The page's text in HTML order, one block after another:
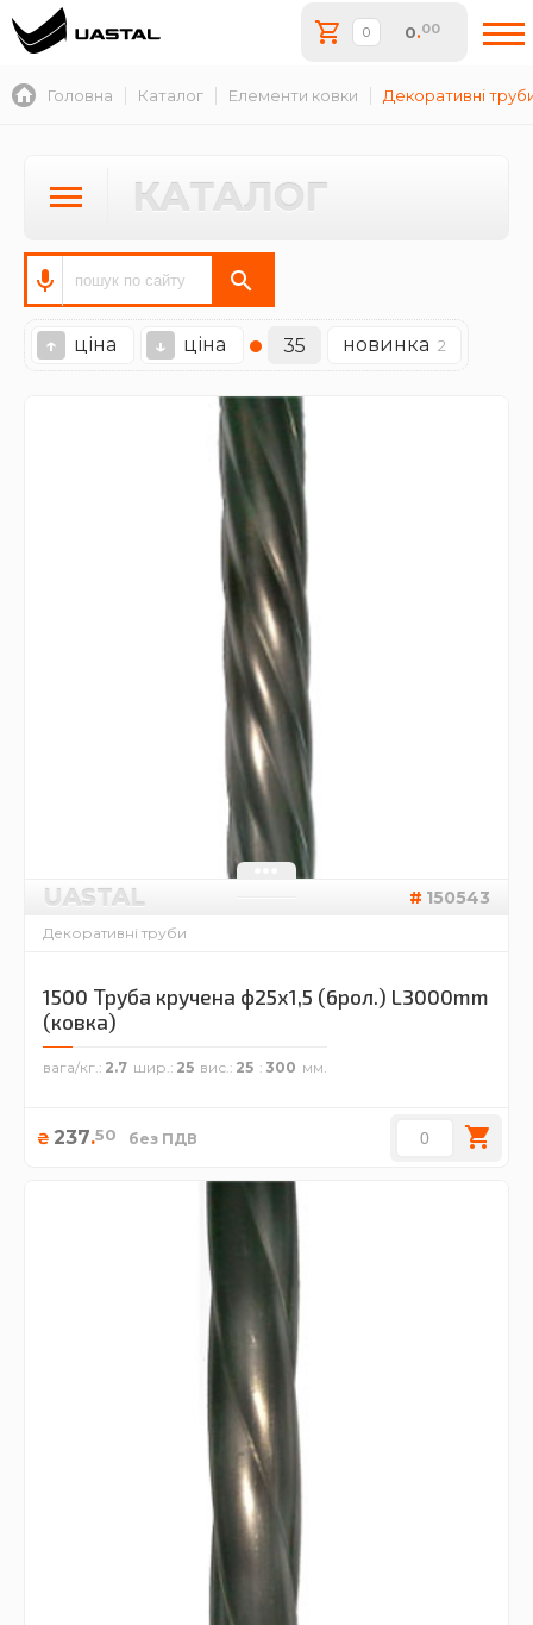
0.00
Головна Каталог Елементи ковки Декоративні
КАТАЛОГ
↑ ціна ↓ ціна 35 новинка 2
UASTAL 150543
Декоративні труби
1500 Труба кручена ф25х1,5 (6рол.) L3000mm
(ковка)
вага/кг. 2.7 шир. 25 вис. 25 300
₴ 237.50 без ПДВ